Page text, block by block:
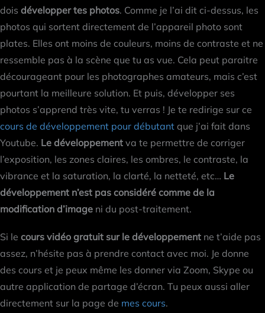
dois développer tes photos. Comme je l’ai dit ci-dessus, les
photos qui sortent directement de l’appareil photo sont
plates. Elles ont moins de couleurs, moins de contraste et ne
ressemble pas à la scène que tu as vue. Cela peut paraitre
décourageant pour les photographes amateurs, mais c’est
pourtant la meilleure solution. Et puis, développer ses
photos s’apprend très vite, tu verras ! Je te redirige sur ce
cours de développement pour débutant que j’ai fait dans
Youtube. Le développement va te permettre de corriger
l’exposition, les zones claires, les ombres, le contraste, la
vibrance et la saturation, la clarté, la netteté, etc… Le
développement n’est pas considéré comme de la
modification d’image ni du post-traitement.
Si le cours vidéo gratuit sur le développement ne t’aide pas
assez, n’hésite pas à prendre contact avec moi. Je donne
des cours et je peux même les donner via Zoom, Skype ou
autre application de partage d’écran. Tu peux aussi aller
directement sur la page de mes cours.